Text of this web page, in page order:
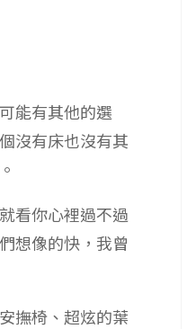
能有其他的選
沒有床也沒有其
看你心裡過不過
想像的快，我曾
撫椅、超炫的葉